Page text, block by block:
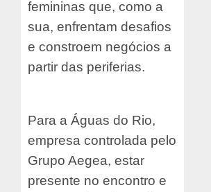
femininas que, como a
sua, enfrentam desafios
e constroem negócios a
partir das periferias.
Para a Águas do Rio,
empresa controlada pelo
Grupo Aegea, estar
presente no encontro e